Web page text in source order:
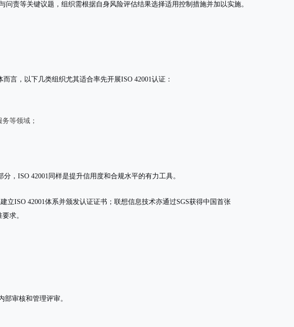
责等关键议题，组织需根据自身风险评估结果选择适用控制措施并加以实施。
言，以下几类组织尤其适合率先开展ISO 42001认证：
等领域；
，ISO 42001同样是提升信用度和合规水平的有力工具。
立ISO 42001体系并颁发认证证书；联想信息技术亦通过SGS获得中国首张
求。
部审核和管理评审。